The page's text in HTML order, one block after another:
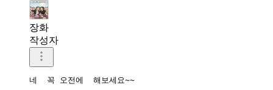
장화
작성자
네  꼭 오전에  해보세요~~